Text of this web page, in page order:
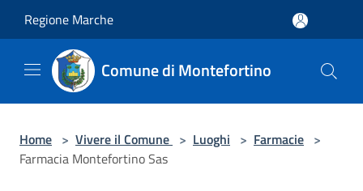
Regione Marche
Comune di Montefortino
Home > Vivere il Comune > Luoghi > Farmacie >
Farmacia Montefortino Sas